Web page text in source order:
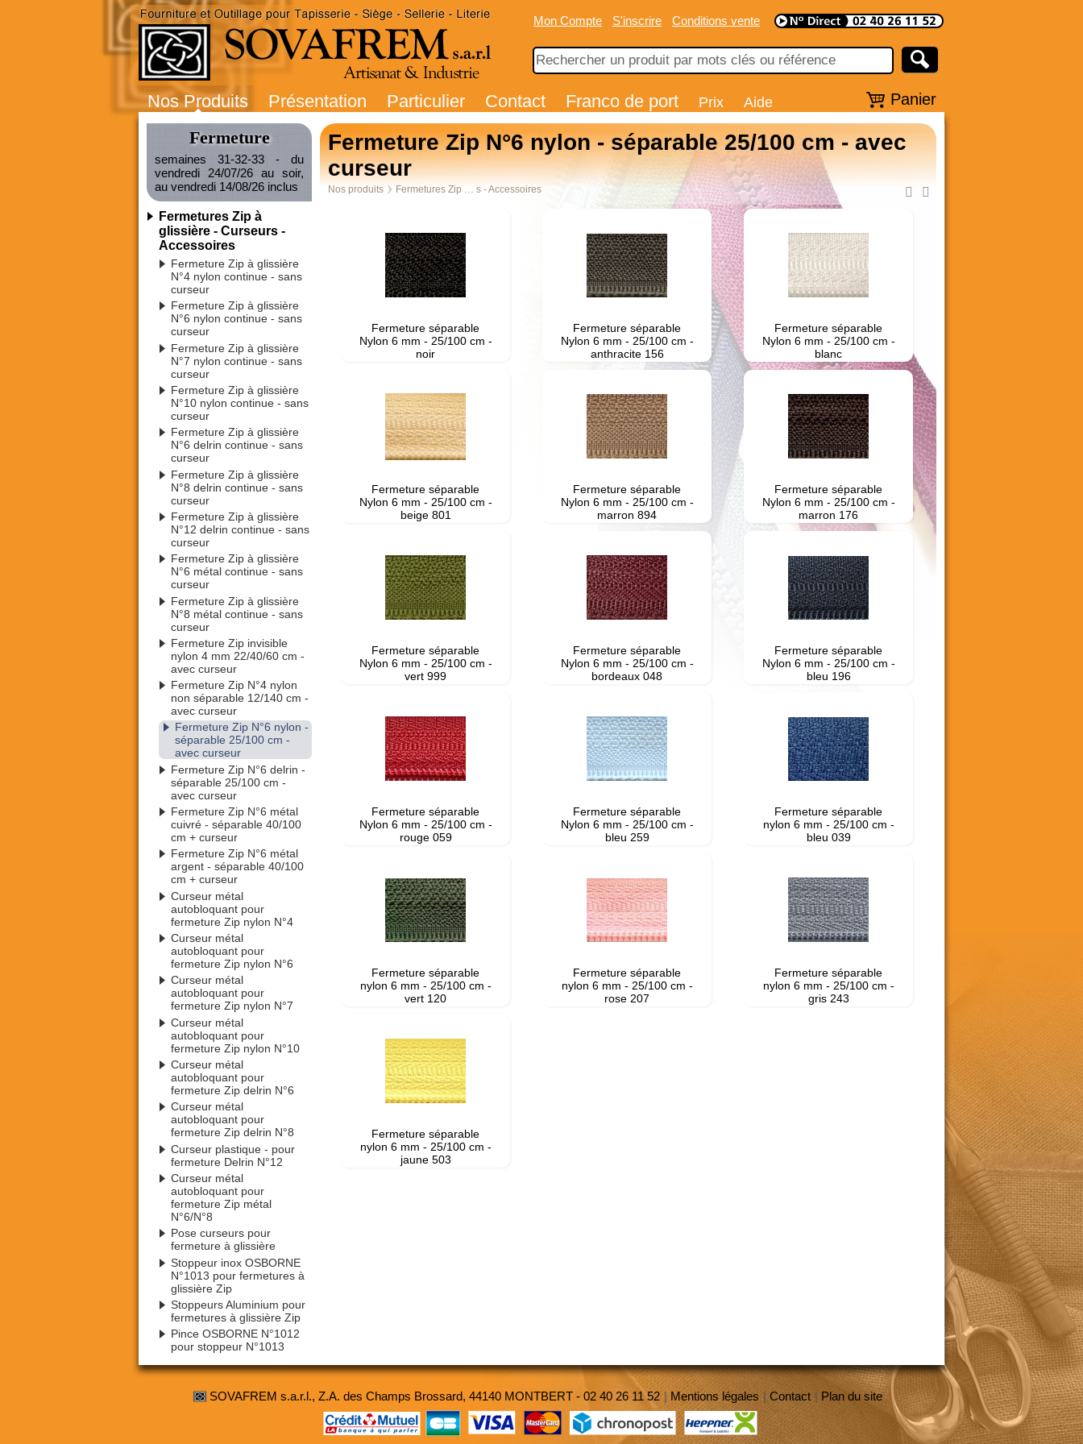
Mon Compte S'inscrire Conditions vente
Nos Produits Présentation Particulier Contact Franco de port Prix Aide Panier
Fermeture
semaines 31-32-33 - du
vendredi 24/07/26 au soir,
au vendredi 14/08/26 inclus
Fermetures Zip à
glissière - Curseurs -
Accessoires
Fermeture Zip à glissière
N°4 nylon continue - sans
curseur
Fermeture Zip à glissière
N°6 nylon continue - sans
curseur
Fermeture Zip à glissière
N°7 nylon continue - sans
curseur
Fermeture Zip à glissière
N°10 nylon continue - sans
curseur
Fermeture Zip à glissière
N°6 delrin continue - sans
curseur
Fermeture Zip à glissière
N°8 delrin continue - sans
curseur
Fermeture Zip à glissière
N°12 delrin continue - sans
curseur
Fermeture Zip à glissière
N°6 métal continue - sans
curseur
Fermeture Zip à glissière
N°8 métal continue - sans
curseur
Fermeture Zip invisible
nylon 4 mm 22/40/60 cm -
avec curseur
Fermeture Zip N°4 nylon
non séparable 12/140 cm -
avec curseur
Fermeture Zip N°6 nylon -
séparable 25/100 cm -
avec curseur
Fermeture Zip N°6 delrin -
séparable 25/100 cm -
avec curseur
Fermeture Zip N°6 métal
cuivré - séparable 40/100
cm + curseur
Fermeture Zip N°6 métal
argent - séparable 40/100
cm + curseur
Curseur métal
autobloquant pour
fermeture Zip nylon N°4
Curseur métal
autobloquant pour
fermeture Zip nylon N°6
Curseur métal
autobloquant pour
fermeture Zip nylon N°7
Curseur métal
autobloquant pour
fermeture Zip nylon N°10
Curseur métal
autobloquant pour
fermeture Zip delrin N°6
Curseur métal
autobloquant pour
fermeture Zip delrin N°8
Curseur plastique - pour
fermeture Delrin N°12
Curseur métal
autobloquant pour
fermeture Zip métal
N°6/N°8
Pose curseurs pour
fermeture à glissière
Stoppeur inox OSBORNE
N°1013 pour fermetures à
glissière Zip
Stoppeurs Aluminium pour
fermetures à glissière Zip
Pince OSBORNE N°1012
pour stoppeur N°1013
Fermeture Zip N°6 nylon - séparable 25/100 cm - avec
curseur
Nos produits Fermetures Zip … s - Accessoires
Fermeture séparable
Nylon 6 mm - 25/100 cm -
noir
Fermeture séparable
Nylon 6 mm - 25/100 cm -
anthracite 156
Fermeture séparable
Nylon 6 mm - 25/100 cm -
blanc
Fermeture séparable
Nylon 6 mm - 25/100 cm -
beige 801
Fermeture séparable
Nylon 6 mm - 25/100 cm -
marron 894
Fermeture séparable
Nylon 6 mm - 25/100 cm -
marron 176
Fermeture séparable
Nylon 6 mm - 25/100 cm -
vert 999
Fermeture séparable
Nylon 6 mm - 25/100 cm -
bordeaux 048
Fermeture séparable
Nylon 6 mm - 25/100 cm -
bleu 196
Fermeture séparable
Nylon 6 mm - 25/100 cm -
rouge 059
Fermeture séparable
Nylon 6 mm - 25/100 cm -
bleu 259
Fermeture séparable
nylon 6 mm - 25/100 cm -
bleu 039
Fermeture séparable
nylon 6 mm - 25/100 cm -
vert 120
Fermeture séparable
nylon 6 mm - 25/100 cm -
rose 207
Fermeture séparable
nylon 6 mm - 25/100 cm -
gris 243
Fermeture séparable
nylon 6 mm - 25/100 cm -
jaune 503
SOVAFREM s.a.r.l., Z.A. des Champs Brossard, 44140 MONTBERT - 02 40 26 11 52 |Mentions légales | Contact | Plan du site